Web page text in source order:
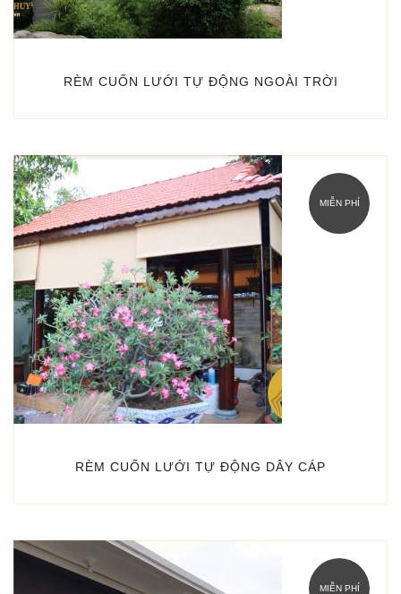
RÈM CUỐN LƯỚI TỰ ĐỘNG NGOÀI TRỜI
MIỄN PHÍ
RÈM CUỐN LƯỚI TỰ ĐỘNG DÂY CÁP
MIỄN PHÍ